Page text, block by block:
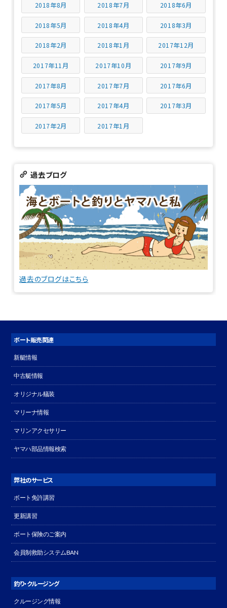
2018年8月 2018年7月 2018年6月
2018年5月 2018年4月 2018年3月
2018年2月 2018年1月 2017年12月
2017年11月 2017年10月 2017年9月
2017年8月 2017年7月 2017年6月
2017年5月 2017年4月 2017年3月
2017年2月 2017年1月
過去ブログ
過去のブログはこちら
ボート販売関連
新艇情報
中古艇情報
オリジナル艤装
マリーナ情報
マリンアクセサリー
ヤマハ部品情報検索
弊社のサービス
ボート免許講習
更新講習
ボート保険のご案内
会員制救助システムBAN
釣り・クルージング
クルージング情報